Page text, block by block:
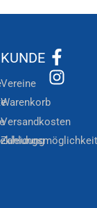
KUNDE
Vereine
Warenkorb
Versandkosten